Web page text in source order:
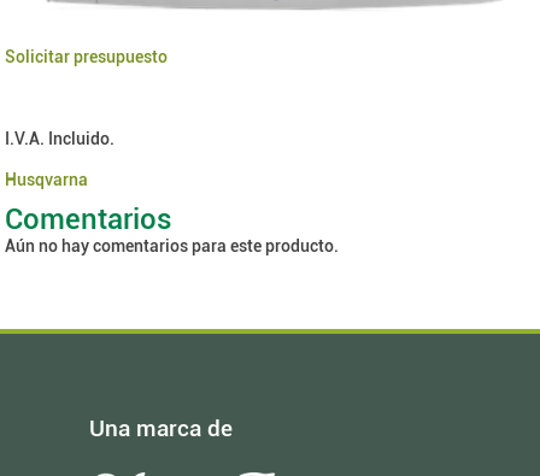
Solicitar presupuesto
I.V.A. Incluido.
Husqvarna
Comentarios
Aún no hay comentarios para este producto.
Una marca de